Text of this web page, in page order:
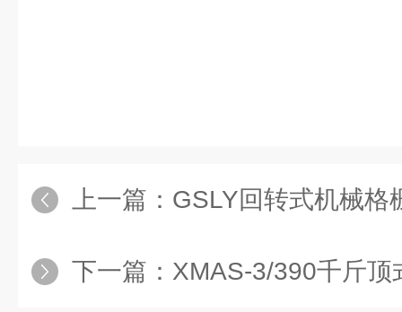
上一篇： GSLY回转式机械格
下一篇： XMAS-3/390千斤顶